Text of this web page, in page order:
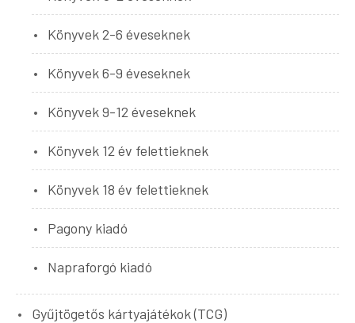
Könyvek 2-6 éveseknek
Könyvek 6-9 éveseknek
Könyvek 9-12 éveseknek
Könyvek 12 év felettieknek
Könyvek 18 év felettieknek
Pagony kiadó
Napraforgó kiadó
Gyűjtögetős kártyajátékok (TCG)